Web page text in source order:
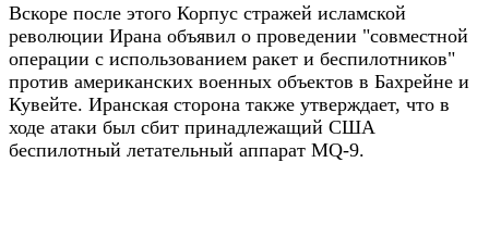
Вскоре после этого Корпус стражей исламской
революции Ирана объявил о проведении "совместной
операции с использованием ракет и беспилотников"
против американских военных объектов в Бахрейне и
Кувейте. Иранская сторона также утверждает, что в
ходе атаки был сбит принадлежащий США
беспилотный летательный аппарат MQ-9.